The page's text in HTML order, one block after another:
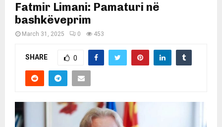
Fatmir Limani: Pamaturi në
bashkëveprim
March 31, 2025 0 453
SHARE 0